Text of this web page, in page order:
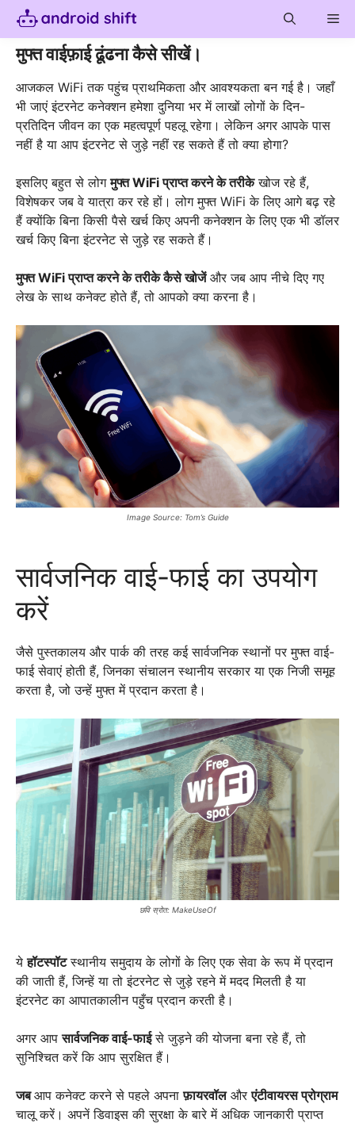
Skip
content
मुफ्त वाईफ़ाई ढूंढना कैसे सीखें।
आजकल WiFi तक पहुंच प्राथमिकता और आवश्यकता बन गई है। जहाँ
भी जाएं इंटरनेट कनेक्शन हमेशा दुनिया भर में लाखों लोगों के दिन-
प्रतिदिन जीवन का एक महत्वपूर्ण पहलू रहेगा। लेकिन अगर आपके पास
नहीं है या आप इंटरनेट से जुड़े नहीं रह सकते हैं तो क्या होगा?
इसलिए बहुत से लोगमुफ्त WiFi प्राप्त करने के तरीकेखोज रहे हैं,
विशेषकर जब वे यात्रा कर रहे हों। लोग मुफ्त WiFi के लिए आगे बढ़ रहे
हैं क्योंकि बिना किसी पैसे खर्च किए अपनी कनेक्शन के लिए एक भी डॉलर
खर्च किए बिना इंटरनेट से जुड़े रह सकते हैं।
मुफ्त WiFi प्राप्त करने के तरीके कैसे खोजेंऔर जब आप नीचे दिए गए
लेख के साथ कनेक्ट होते हैं, तो आपको क्या करना है।
Image Source: Tom’s Guide
सार्वजनिक वाई-फाई का उपयोग
करें
जैसे पुस्तकालय और पार्क की तरह कई सार्वजनिक स्थानों पर मुफ्त वाई-
फाई सेवाएं होती हैं, जिनका संचालन स्थानीय सरकार या एक निजी समूह
करता है, जो उन्हें मुफ्त में प्रदान करता है।
छवि स्रोत: MakeUseOf
येहॉटस्पॉटस्थानीय समुदाय के लोगों के लिए एक सेवा के रूप में प्रदान
की जाती हैं, जिन्हें या तो इंटरनेट से जुड़े रहने में मदद मिलती है या
इंटरनेट का आपातकालीन पहुँच प्रदान करती है।
अगर आपसार्वजनिक वाई-फाईसे जुड़ने की योजना बना रहे हैं, तो
सुनिश्चित करें कि आप सुरक्षित हैं।
जबआप कनेक्ट करने से पहले अपनाफ़ायरवॉलऔरएंटीवायरस प्रोग्राम
चालू करें। अपनें डिवाइस की सुरक्षा के बारे में अधिक जानकारी प्राप्त